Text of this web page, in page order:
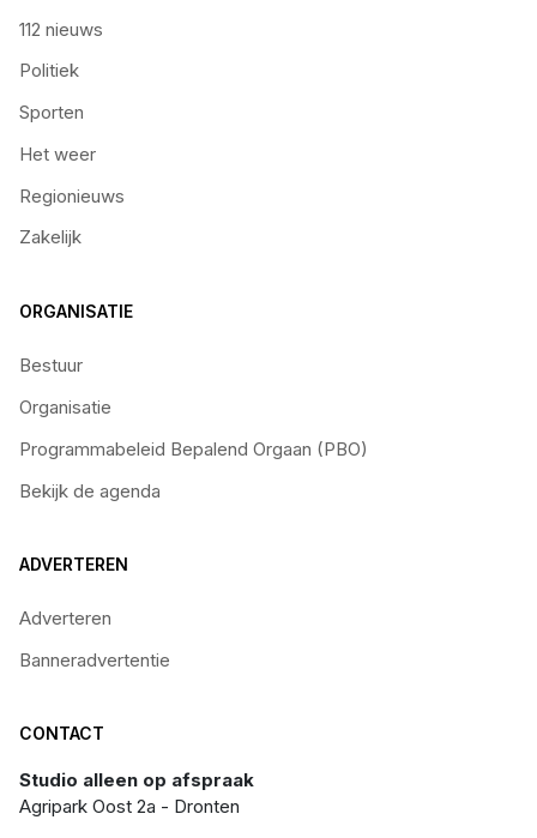
112 nieuws
Politiek
Sporten
Het weer
Regionieuws
Zakelijk
ORGANISATIE
Bestuur
Organisatie
Programmabeleid Bepalend Orgaan (PBO)
Bekijk de agenda
ADVERTEREN
Adverteren
Banneradvertentie
CONTACT
Studio alleen op afspraak
Agripark Oost 2a - Dronten